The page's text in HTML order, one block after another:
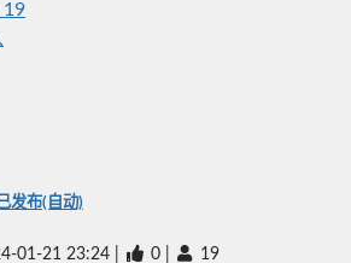
19
已发布(自动)
01-21 23:24 0 19